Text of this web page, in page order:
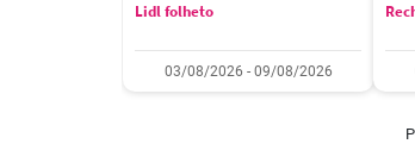
Lidl folheto
03/08/2026 - 09/08/2026